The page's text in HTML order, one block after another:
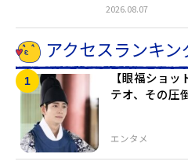
2026.08.07
アクセスランキン
エンタメ
【眼福ショ
テオ、その圧